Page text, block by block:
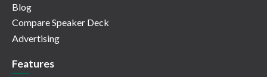
Blog
Compare Speaker Deck
Advertising
Features